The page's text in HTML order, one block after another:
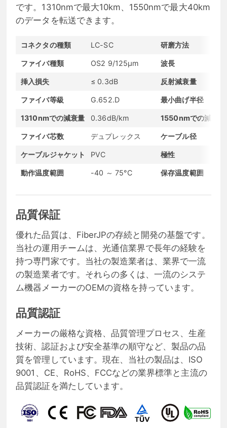
です。1310nmで最大10km、1550nmで最大40km
のデータを転送できます。
コネクタの種類 LC-SC 研磨方法
ファイバ種類 OS2 9/125μm 波長
挿入損失 ≤ 0.3dB 反射減衰量
ファイバ等級 G.652.D 最小曲げ半径
1310nmでの減衰量 0.36dB/km 1550nmでの減衰量
ファイバ芯数 デュプレックス ケーブル径
ケーブルジャケット PVC 極性
動作温度範囲 -40 ～ 75°C 保存温度範囲
品質保証
優れた品質は、FiberJPの存続と開発の基盤です。
当社の運用チームは、光通信業界で長年の経験を
持つ専門家です。当社の製造業者は、業界で一流
の製造業者です。それらの多くは、一流のシステ
ム機器メーカーのOEMの資格を持っています。
品質認証
メーカーの厳格な資格、品質管理プロセス、生産
技術、認証および安全基準の順守など、製品の品
質を管理しています。現在、当社の製品は、ISO
9001、CE、RoHS、FCCなどの業界標準と主流の
品質認証を満たしています。